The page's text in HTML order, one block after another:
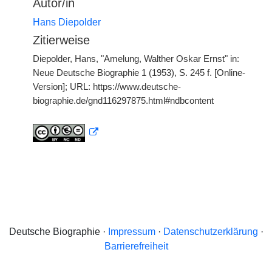
Autor/in
Hans Diepolder
Zitierweise
Diepolder, Hans, "Amelung, Walther Oskar Ernst" in:
Neue Deutsche Biographie 1 (1953), S. 245 f. [Online-
Version]; URL: https://www.deutsche-
biographie.de/gnd116297875.html#ndbcontent
Deutsche Biographie · Impressum· Datenschutzerklärung ·
Barrierefreiheit